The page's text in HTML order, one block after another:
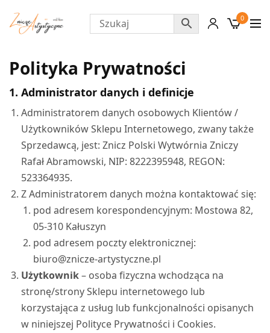
0
Polityka Prywatności
1. Administrator danych i definicje
Administratorem danych osobowych Klientów /
Użytkowników Sklepu Internetowego, zwany także
Sprzedawcą, jest: Znicz Polski Wytwórnia Zniczy
Rafał Abramowski, NIP: 8222395948, REGON:
523364935.
Z Administratorem danych można kontaktować się:
pod adresem korespondencyjnym: Mostowa 82,
05-310 Kałuszyn
pod adresem poczty elektronicznej:
biuro@znicze-artystyczne.pl
Użytkownik– osoba fizyczna wchodząca na
stronę/strony Sklepu internetowego lub
korzystająca z usług lub funkcjonalności opisanych
w niniejszej Polityce Prywatności i Cookies.